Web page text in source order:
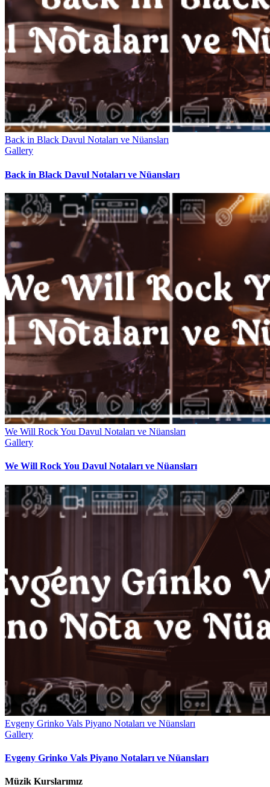
Back in Black Davul Notaları ve Nüansları
Gallery
Back in Black Davul Notaları ve Nüansları
We Will Rock You Davul Notaları ve Nüansları
Gallery
We Will Rock You Davul Notaları ve Nüansları
Evgeny Grinko Vals Piyano Notaları ve Nüansları
Gallery
Evgeny Grinko Vals Piyano Notaları ve Nüansları
Müzik Kurslarımız